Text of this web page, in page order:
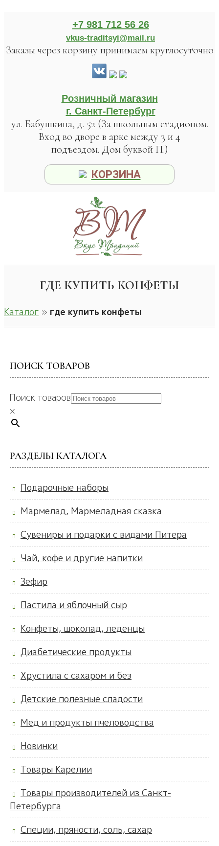
+7 981 712 56 26
vkus-traditsyi@mail.ru
Заказы через корзину принимаем круглосуточно
Розничный магазин
г. Санкт-Петербург
ул. Бабушкина, д. 52 (За школьным стадионом.
Вход во дворе в арке между 3 и 4
подъездом. Дом буквой П.)
КОРЗИНА
ГДЕ КУПИТЬ КОНФЕТЫ
Каталог » где купить конфеты
ПОИСК ТОВАРОВ
Поиск товаров
×
РАЗДЕЛЫ КАТАЛОГА
Подарочные наборы
Мармелад, Мармеладная сказка
Сувениры и подарки с видами Питера
Чай, кофе и другие напитки
Зефир
Пастила и яблочный сыр
Конфеты, шоколад, леденцы
Диабетические продукты
Хрустила с сахаром и без
Детские полезные сладости
Мед и продукты пчеловодства
Новинки
Товары Карелии
Товары производителей из Санкт-
Петербурга
Специи, пряности, соль, сахар